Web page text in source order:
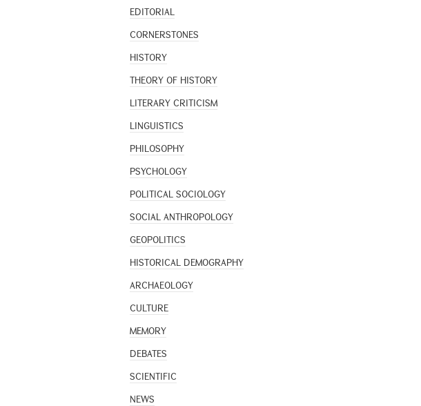
EDITORIAL
CORNERSTONES
HISTORY
THEORY OF HISTORY
LITERARY CRITICISM
LINGUISTICS
PHILOSOPHY
PSYCHOLOGY
POLITICAL SOCIOLOGY
SOCIAL ANTHROPOLOGY
GEOPOLITICS
HISTORICAL DEMOGRAPHY
ARCHAEOLOGY
CULTURE
MEMORY
DEBATES
SCIENTIFIC
NEWS